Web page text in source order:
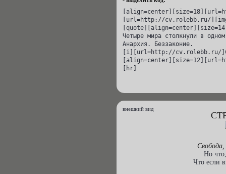
[url=http://cv.rolebb.ru/
Четыре мира столкнули в
Анархия. Беззаконие.
[i][url=http://cv.rolebb.ru/
[hr]
внешний вид
Свобода,
Но
Что если